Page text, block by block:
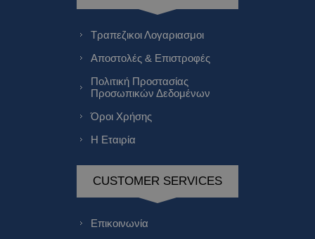
Τραπεζικοι Λογαριασμοι
Αποστολές & Επιστροφές
Πολιτική Προστασίας
Προσωπικών Δεδομένων
Όροι Χρήσης
Η Εταιρία
CUSTOMER SERVICES
Επικοινωνία